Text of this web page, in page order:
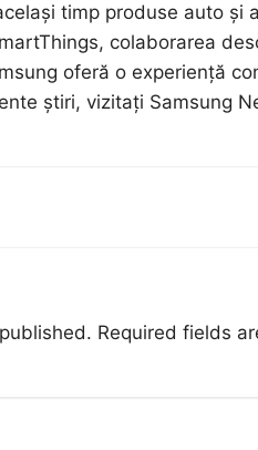
timp produse auto și
colaborarea
oferă o experiență
știri, vizitați Samsung
Required fields